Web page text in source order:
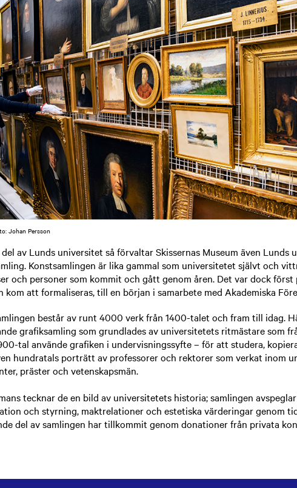
Johan Persson
del av Lunds universitet så förvaltar Skissernas Museum även Lunds
Konstsamlingen är lika gammal som universitetet självt och
och personer som kommit och gått genom åren. Det var dock först
kom att formaliseras, till en början i samarbete med Akademiska
består av runt 4000 verk från 1400-talet och fram till idag.
grafiksamling som grundlades av universitetets ritmästare som
tal använde grafiken i undervisningssyfte – för att studera,
hundratals porträtt av professorer och rektorer som verkat inom
präster och vetenskapsmän.
tecknar de en bild av universitetets historia; samlingen
och styrning, maktrelationer och estetiska värderingar genom
del av samlingen har tillkommit genom donationer från privata